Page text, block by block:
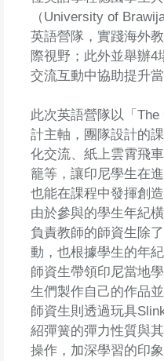
（University of
英語營隊，實踐海外
際視野；此外並舉辦4
交流互動中協助提升當
此次英語營隊以「
計主軸，團隊設計的
化交流、紙上雲霄飛
籠等，讓印尼學生在
也能在課程中發揮創
由於參與的學生年紀
負責教師的師資生除
動，也根據學生的年
師資生帶領印尼當地
生們製作自己的作品
師資生則透過玩具
紹彈簧的彈力性質與
操作，加深學習的印象